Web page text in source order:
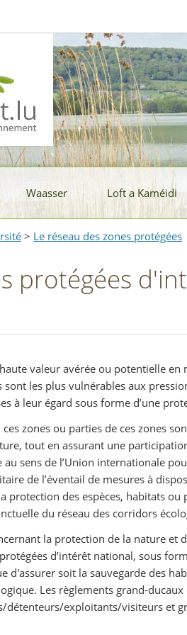
Waasser Loft a Kaméidi
> Le réseau des zones protégées
protégées
valeur avérée ou potentielle
sont les plus vulnérables aux
à leur égard sous forme d’une
zones ou parties de ces zones
tout en assurant une
sens de l’Union internationale
de l’éventail de mesures à
protection des espèces, habitats
du réseau des corridors
la protection de la nature et
d’intérêt national, sous
d'assurer soit la sauvegarde des
Les règlements grand-
détenteurs/exploitants/visiteurs et